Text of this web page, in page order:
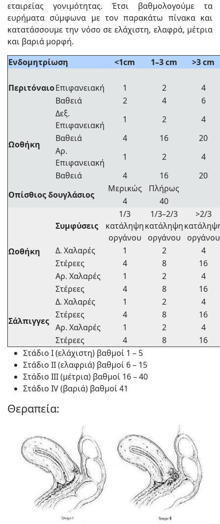
εταιρείας γονιμότητας. Έτσι βαθμολογούμε τα
ευρήματα σύμφωνα με τον παρακάτω πίνακα και
κατατάσσουμε την νόσο σε ελάχιστη, ελαφρά, μέτρια
και βαριά μορφή.
Ενδομητρίωση
<1cm 1–3 cm >3 cm
ΠεριτόναιοΕπιφανειακή 1 2
4
Βαθειά
2 4 6
Ωοθήκη
Δεξ.
Επιφανειακή
1 2
4
Βαθειά
4 16
20
Αρ.
Επιφανειακή
1 2
4
Βαθειά
4 16
20
Οπίσθιος δουγλάσιος
Μερικώς
Πλήρως
4
40
Ωοθήκη
Συμφύσεις
1/3
κατάληψη
οργάνου
1/3–2/3
κατάληψη
οργάνου
>2/3
οργάνου
Δ. Χαλαρές
1 2
4
Στέρεες
4 8
16
Αρ. Χαλαρές
1 2
4
Στέρεες
4 8 16
Σάλπιγγες
Δ. Χαλαρές 1 2
4
Στέρεες
4 8
16
Αρ. Χαλαρές
1 2
4
Στέρεες
4 8
16
Στάδιο Ι (ελάχιστη) βαθμοί 1 – 5
Στάδιο ΙΙ (ελαφριά) βαθμοί 6 – 15
Στάδιο ΙΙΙ (μέτρια) βαθμοί 16 – 40
Στάδιο ΙV (βαριά) βαθμοί 41
Θεραπεία: